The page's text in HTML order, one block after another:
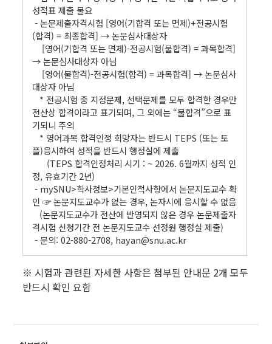
성적표 제출 불요
- 논문제출자격시험 [영어(기합격 또는 면제)+전공시험
(합격) = 최종합격] → 논문심사대상자
[영어(기합격 또는 면제)-전공시험(불합격) = 과목합격]
→ 논문심사대상자 아님
[영어(불합격)-전공시험(합격) = 과목합격] → 논문심사
대상자 아님
* 전공시험 중 지정문제, 선택문제를 모두 합격한 경우만
전산상 합격이라고 표기되며, 그 외에는 “불합격”으로 표
기되니 주의
* 영어과목 합격인정 희망자는 반드시 TEPS (또는 토
플)응시하여 성적을 반드시 행정실에 제출
(TEPS 합격인정처리 시기 : ~ 2026. 6월까지 성적 인
정, 유효기간 2년)
- mySNU>학사정보>기본인적사항에서 논문지도교수 확
인 ☞ 논문지도교수가 없는 경우, 논자시에 응시할 수 없음
(논문지도교수가 전산에 반영되지 않은 경우 논문제출자
격시험 신청기간 전 논문지도교수 선정원 행정실 제출)
- 문의: 02-880-2708, hayan@snu.ac.kr
※ 시험과 관련된 자세한 사항은 첨부된 안내문 2개 모두
반드시 확인 요함